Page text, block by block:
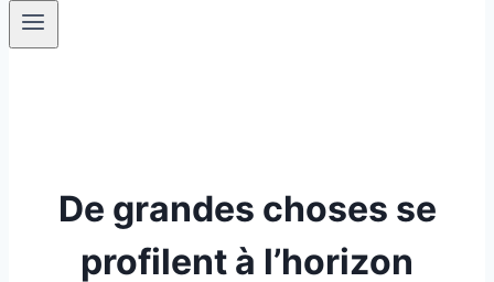
De grandes choses se
profilent à l’horizon